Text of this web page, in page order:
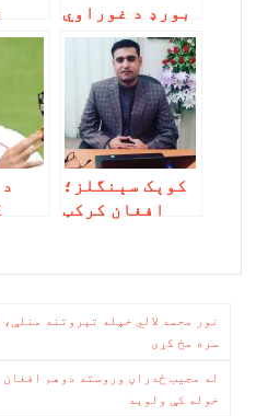
بورډ د غوراوي
کمېټې دوه نوي
مشران اعلان
کړل
کوېک سېنگلز؛
افغان کرکټ
ليکنه
چليدنه
سره مخ کړی
له مجیب ځدراڼ وروسته دوهم
خوله کې ولوېد